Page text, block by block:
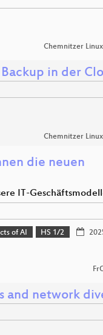
Chemnitzer
in der
Chemnitzer
die neuen
IT-
of AI HS 1/2
and network